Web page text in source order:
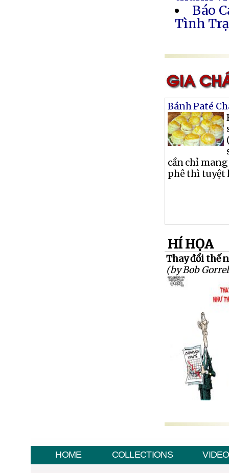
Báo
Tình
Bánh Paté
cần chỉ
phê thì tuyệt
HÍ HỌA
Thay đổi thế
(by Bob
HOME COLLECTIONS VIDEO